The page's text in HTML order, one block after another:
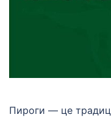
Пироги — це